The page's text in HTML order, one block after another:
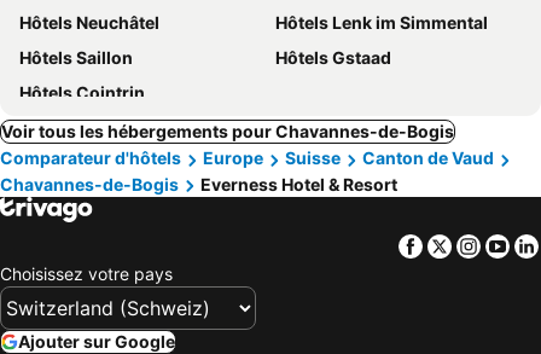
Hôtels Neuchâtel
Hôtels Lenk im Simmental
Hôtels Saillon
Hôtels Gstaad
Hôtels Cointrin
Voir tous les hébergements pour Chavannes-de-Bogis
Comparateur d'hôtels
Europe Suisse
Canton de Vaud
Chavannes-de-Bogis
Everness Hotel & Resort
Facebook
Twitter
Choisissez votre pays
Ajouter sur Google